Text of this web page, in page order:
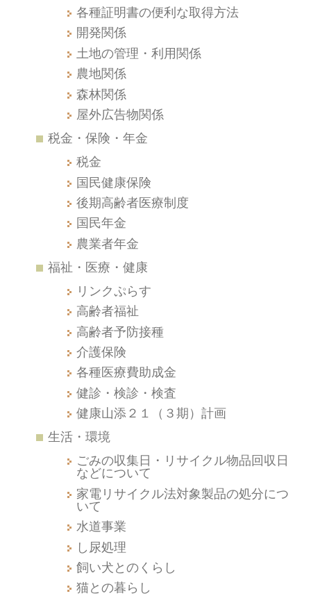
各種証明書の便利な取得方法
開発関係
土地の管理・利用関係
農地関係
森林関係
屋外広告物関係
税金・保険・年金
税金
国民健康保険
後期高齢者医療制度
国民年金
農業者年金
福祉・医療・健康
リンクぷらす
高齢者福祉
高齢者予防接種
介護保険
各種医療費助成金
健診・検診・検査
健康山添２１（３期）計画
生活・環境
ごみの収集日・リサイクル物品回収日
などについて
家電リサイクル法対象製品の処分につ
いて
水道事業
し尿処理
飼い犬とのくらし
猫との暮らし